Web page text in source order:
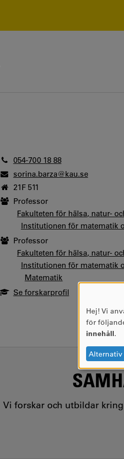
054-700 18 88
sorina.barza@kau.se
21F 511
Professor
Fakulteten för hälsa, natur-
Institutionen för matematik
Professor
Fakulteten för hälsa, natur-
Institutionen för matematik
Matematik
Se forskarprofil
Vi forskar och utbildar
AV
OCH
Hej! Vi
för
innehåll.
Alternativ